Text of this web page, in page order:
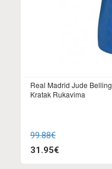
Real Madrid Jude
Kratak Rukavima
99.88€
31.95€